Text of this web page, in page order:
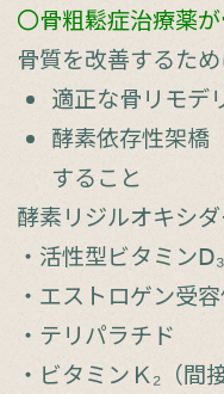
〇骨粗鬆症治療薬
骨質を改善するた
適正な骨リモデ
酵素依存性架橋
すること
酵素リジルオキシ
・活性型ビタミンⅮ₃
・エストロゲン受
・テリパラチド
・ビタミンＫ₂（間